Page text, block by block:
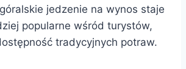
jedzenie na wynos staje
popularne wśród turystów,
tradycyjnych potraw.